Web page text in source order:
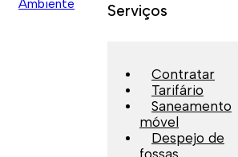
Serviços
Contratar
Tarifário
Saneamento
móvel
Despejo de
fossas